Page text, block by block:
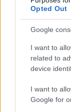
Opted Out
Google
I want to
related to
device
I want to
Google for